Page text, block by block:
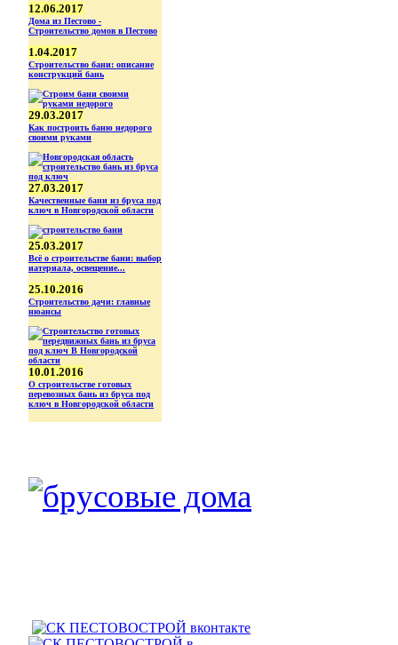
12.06.2017
Дома из Пестово -
Строительство домов в Пестово
1.04.2017
Строительство бани: описание
конструкций бань
29.03.2017
Как построить баню недорого
своими руками
27.03.2017
Качественные бани из бруса под
ключ в Новгородской области
25.03.2017
Всё о строительстве бани: выбор
иатериала, освещение...
25.10.2016
Строительство дачи: главные
нюансы
10.01.2016
О строительстве готовых
перевозных бань из бруса под
ключ в Новгородской области